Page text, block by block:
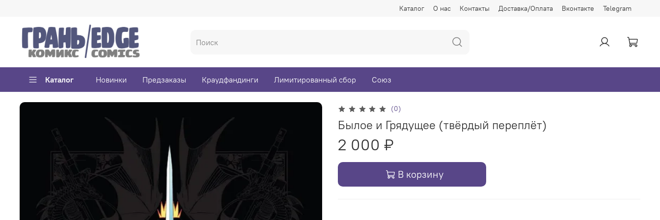
Каталог О нас Контакты Доставка/Оплата Вконтакте Telegram
Каталог Новинки Предзаказы Краудфандинги Лимитированный сбор Союз
(0)
Былое и Грядущее (твёрдый переплёт)
2 000 ₽
В корзину